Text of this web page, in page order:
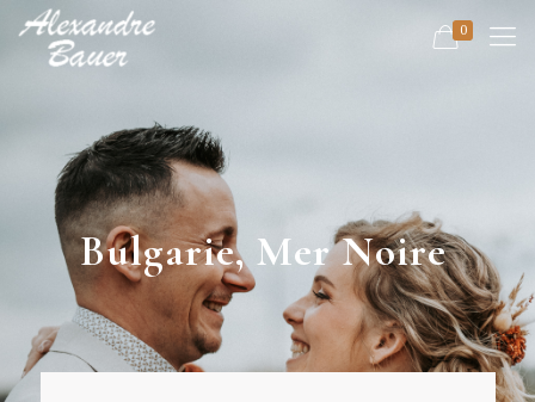
0
Bulgarie, Mer Noire